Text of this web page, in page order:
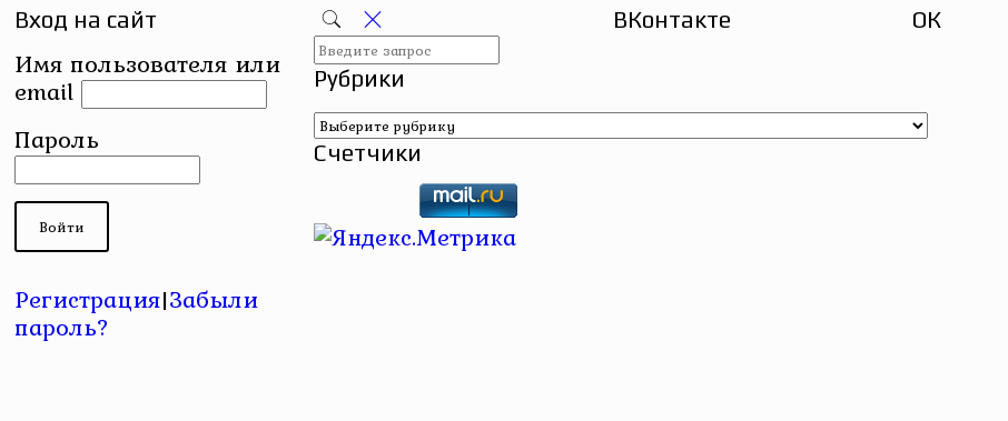
Вход на сайт
Имя пользователя или
email
Пароль
Регистрация|Забыли
пароль?
Рубрики
Рубрики
Счетчики
ВКонтакте ОК